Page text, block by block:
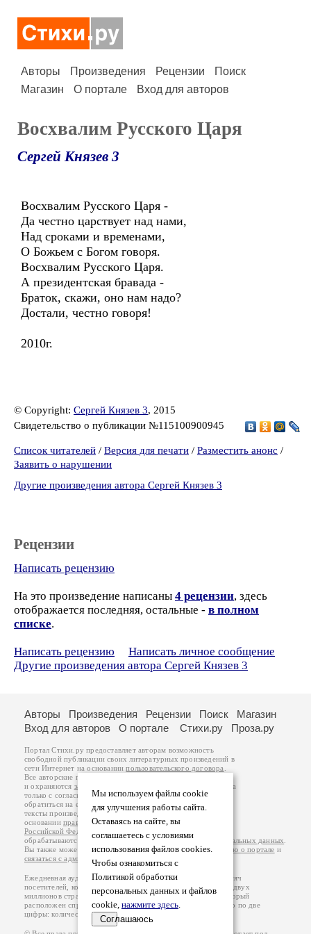
Авторы Произведения Рецензии
Поиск
Магазин
О портале Вход для авторов
Восхвалим Русского Царя
Сергей Князев 3
Восхвалим Русского Царя -
Да честно царствует над нами,
Над сроками и временами,
О Божьем с Богом говоря.
Восхвалим Русского Царя.
А президентская бравада -
Браток, скажи, оно нам надо?
Достали, честно говоря!
2010г.
© Copyright: Сергей Князев 3, 2015
Свидетельство о публикации №115100900945
Список читателей / Версия для печати / Разместить анонс /
Заявить о нарушении
Другие произведения автора Сергей Князев 3
Рецензии
Написать рецензию
На это произведение написаны 4 рецензии, здесь
отображается последняя, остальные - в полном
списке.
Написать рецензию
Написать личное сообщение
Другие произведения автора Сергей Князев 3
Мы используем файлы cookie
для улучшения работы сайта.
Оставаясь на сайте, вы
соглашаетесь с условиями
использования файлов cookies.
Чтобы ознакомиться с
Политикой обработки
персональных данных и файлов
cookie, нажмите здесь.
Соглашаюсь
Авторы Произведения Рецензии Поиск
Магазин
Вход для авторов
О портале Стихи.ру Проза.ру
Портал Стихи.ру предоставляет авторам возможность
свободной публикации своих литературных произведений в
сети Интернет на основаниипользовательского договора
Все авторские права на произведения принадлежат авторам
и охраняются законом
. Перепечатка произведений возможна
только с согласия его автора, к которому вы можете
обратиться на его авторской странице. Ответственность за
тексты произведений авторы несут самостоятельно на
основанииправил публикацииизаконодательства
Российской Федерации
обрабатываются на основанииПолитики обработки персональных данных
Вы также можете посмотреть более подробнуюинформацию о портале и
связаться с администрацией
Ежедневная аудитория портала Стихи.ру – порядка 200 тысяч
посетителей, которые в общей сумме просматривают более двух
миллионов страниц по данным счетчика посещаемости, который
расположен справа от этого текста. В каждой графе указано по две
цифры: количество просмотров и количество посетителей.